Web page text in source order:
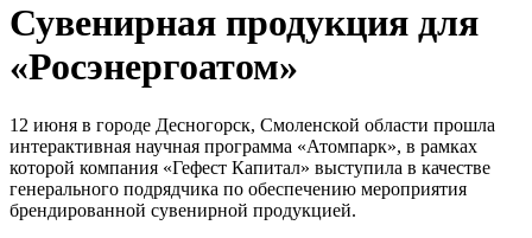
Сувенирная продукция для
«Росэнергоатом»
12 июня в городе Десногорск, Смоленской области прошла
интерактивная научная программа «Атомпарк», в рамках
которой компания «Гефест Капитал» выступила в качестве
генерального подрядчика по обеспечению мероприятия
брендированной сувенирной продукцией.